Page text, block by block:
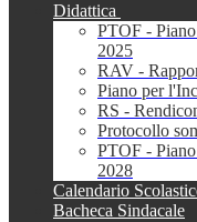
Didattica
PTOF -
2025
RAV -
Piano per
RS -
Protocollo
PTOF -
2028
Calendario
Bacheca Sindacale